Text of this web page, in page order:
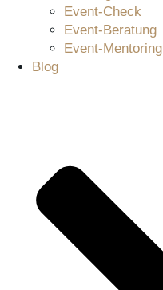
Event-Check
Event-Beratung
Event-Mentoring
Blog